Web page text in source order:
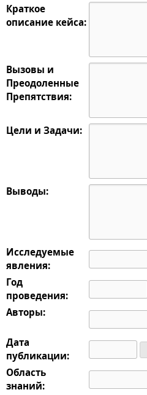
Краткое
описание кейса:
Вызовы и
Преодоленные
Препятствия:
Цели и Задачи:
Выводы:
Исследуемые
явления:
Год
проведения:
Авторы:
Дата
публикации:
Область
знаний: